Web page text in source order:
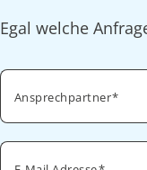
Egal welche
Ansprechpartner